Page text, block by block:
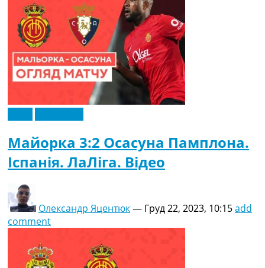
Майорка 3:2 Осасуна Памплона.
Іспанія. ЛаЛіга. Відео
Олександр Яцентюк— Груд 22, 2023, 10:15add
comment